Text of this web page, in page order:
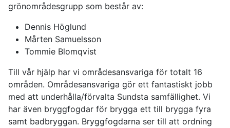
grönområdesgrupp som består av:
Dennis Höglund
Mårten Samuelsson
Tommie Blomqvist
Till vår hjälp har vi områdesansvariga för totalt 16
områden. Områdesansvariga gör ett fantastiskt jobb
med att underhålla/förvalta Sundsta samfällighet. Vi
har även bryggfogdar för brygga ett till brygga fyra
samt badbryggan. Bryggfogdarna ser till att ordning